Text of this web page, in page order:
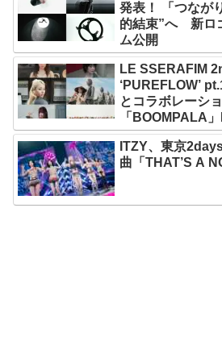
発表！ 「つなが
的結束”へ 新ロ
ム公開
LE SSERAFIM
‘PUREFLOW’
とコラボレーシ
「BOOMPALA
ITZY、東京
曲「THAT’S A